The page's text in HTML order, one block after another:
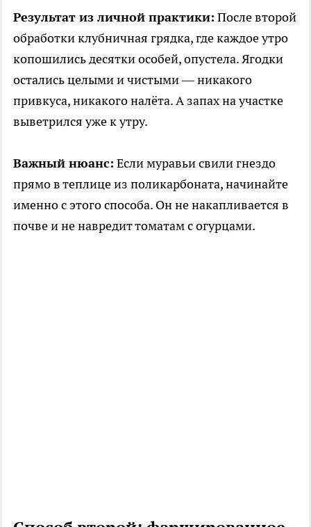
Результат из личной практики: После второй
обработки клубничная грядка, где каждое утро
копошились десятки особей, опустела. Ягодки
остались целыми и чистыми — никакого
привкуса, никакого налёта. А запах на участке
выветрился уже к утру.
Важный нюанс: Если муравьи свили гнездо
прямо в теплице из поликарбоната, начинайте
именно с этого способа. Он не накапливается в
почве и не навредит томатам с огурцами.